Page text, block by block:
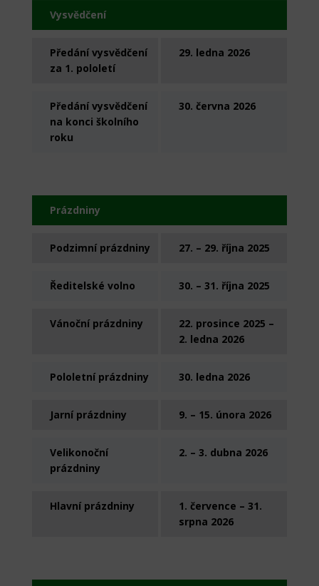
Vysvědčení
Předání vysvědčení
za 1. pololetí
29. ledna 2026
Předání vysvědčení
na konci školního
roku
30. června 2026
Prázdniny
Podzimní prázdniny 27. – 29. října 2025
Ředitelské volno 30. – 31. října 2025
Vánoční prázdniny
22. prosince 2025 –
2. ledna 2026
Pololetní prázdniny 30. ledna 2026
Jarní prázdniny 9. – 15. února 2026
Velikonoční
prázdniny
2. – 3. dubna 2026
Hlavní prázdniny
1. července – 31.
srpna 2026